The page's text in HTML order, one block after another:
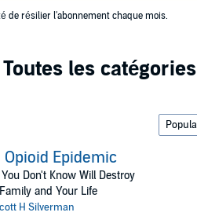
de résilier l'abonnement chaque mois.
les catégories
Opioid Epidemic
Don't Know Will Destroy
and Your Life
H Silverman